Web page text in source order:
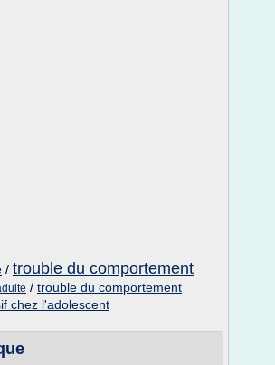
/ trouble du comportement
/ trouble du comportement
chez l'adolescent